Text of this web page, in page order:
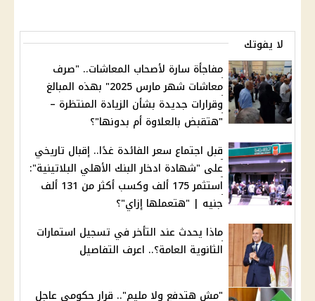
لا يفوتك
مفاجأة سارة لأصحاب المعاشات.. "صرف
معاشات شهر مارس 2025" بهذه المبالغ
وقرارات جديدة بشأن الزيادة المنتظرة –
"هتقبض بالعلاوة أم بدونها"؟
قبل اجتماع سعر الفائدة غدًا.. إقبال تاريخي
على "شهادة ادخار البنك الأهلي البلاتينية":
استثمر 175 ألف وكسب أكثر من 131 ألف
جنيه | "هتعملها إزاي"؟
ماذا يحدث عند التأخر في تسجيل استمارات
الثانوية العامة؟.. اعرف التفاصيل
"مش هتدفع ولا مليم".. قرار حكومي عاجل